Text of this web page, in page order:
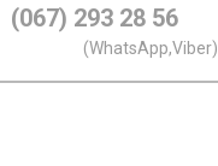
(067) 293 28 56
(WhatsApp,Viber)